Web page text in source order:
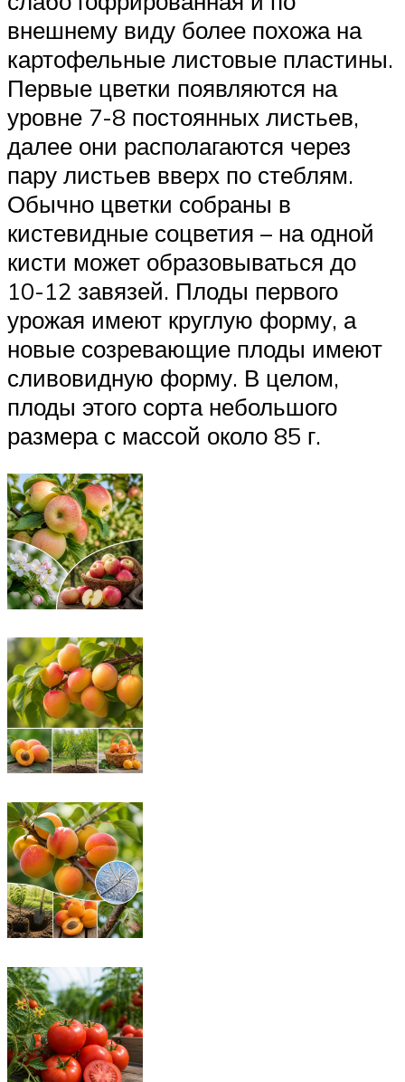
внешнему виду более похожа на
картофельные листовые пластины.
Первые цветки появляются на
уровне 7-8 постоянных листьев,
далее они располагаются через
пару листьев вверх по стеблям.
Обычно цветки собраны в
кистевидные соцветия – на одной
кисти может образовываться до
10-12 завязей. Плоды первого
урожая имеют круглую форму, а
новые созревающие плоды имеют
сливовидную форму. В целом,
плоды этого сорта небольшого
размера с массой около 85 г.